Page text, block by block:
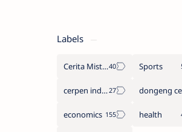
Labels
Cerita Misteri Sports
cerpen indonesia
economics health